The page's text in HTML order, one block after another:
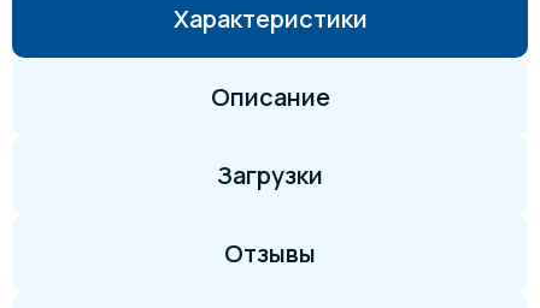
Характеристики
Описание
Загрузки
Отзывы